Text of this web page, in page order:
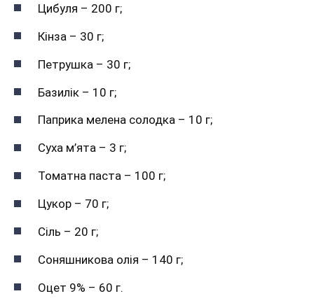
Цибуля – 200 г;
Кінза – 30 г;
Петрушка – 30 г;
Базилік – 10 г;
Паприка мелена солодка – 10 г;
Суха м’ята – 3 г;
Томатна паста – 100 г;
Цукор – 70 г;
Сіль – 20 г;
Соняшникова олія – ​​140 г;
Оцет 9% – 60 г.